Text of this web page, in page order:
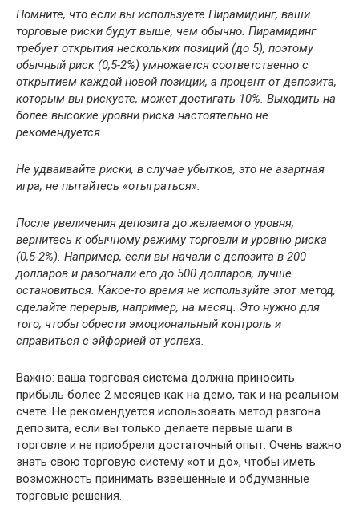
Помните, что если вы используете Пирамидинг, ваши
торговые риски будут выше, чем обычно. Пирамидинг
требует открытия нескольких позиций (до 5), поэтому
обычный риск (0,5-2%) умножается соответственно с
открытием каждой новой позиции, а процент от депозита,
которым вы рискуете, может достигать 10%. Выходить на
более высокие уровни риска настоятельно не
рекомендуется.
Не удваивайте риски, в случае убытков, это не азартная
игра, не пытайтесь «отыграться».
После увеличения депозита до желаемого уровня,
вернитесь к обычному режиму торговли и уровню риска
(0,5-2%). Например, если вы начали с депозита в 200
долларов и разогнали его до 500 долларов, лучше
остановиться. Какое-то время не используйте этот метод,
сделайте перерыв, например, на месяц. Это нужно для
того, чтобы обрести эмоциональный контроль и
справиться с эйфорией от успеха.
Важно: ваша торговая система должна приносить
прибыль более 2 месяцев как на демо, так и на реальном
счете. Не рекомендуется использовать метод разгона
депозита, если вы только делаете первые шаги в
торговле и не приобрели достаточный опыт. Очень важно
знать свою торговую систему «от и до», чтобы иметь
возможность принимать взвешенные и обдуманные
торговые решения.